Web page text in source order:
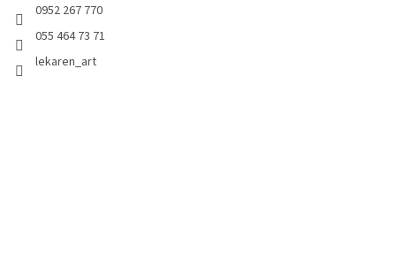
0952 267 770
055 464 73 71
lekaren_art